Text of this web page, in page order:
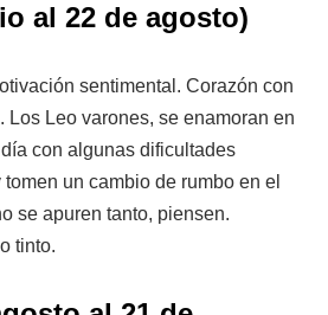
al 22 de agosto)
sentimental. Corazón con
Los Leo varones, se enamoran en
con algunas dificultades
un cambio de rumbo en el
se apuren tanto, piensen.
tinto.